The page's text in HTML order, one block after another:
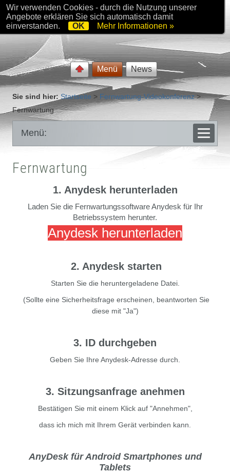
Menü News
Sie sind hier: Startseite > Fernwartung-Videokonferenz>
Fernwartung
Menü:
Fernwartung
1. Anydesk herunterladen
Laden Sie die Fernwartungssoftware Anydesk für Ihr
Betriebssystem herunter.
Anydesk herunterladen
2. Anydesk starten
Starten Sie die heruntergeladene Datei.
(Sollte eine Sicherheitsfrage erscheinen, beantworten Sie
diese mit "Ja")
3. ID durchgeben
Geben Sie Ihre Anydesk-Adresse durch.
3. Sitzungsanfrage anehmen
Bestätigen Sie mit einem Klick auf "Annehmen",
dass ich mich mit Ihrem Gerät verbinden kann.
AnyDesk für Android Smartphones und
Tablets
Wir verwenden Cookies - durch die Nutzung unserer
Angebote erklären Sie sich automatisch damit
einverstanden.
OK Mehr Informationen »